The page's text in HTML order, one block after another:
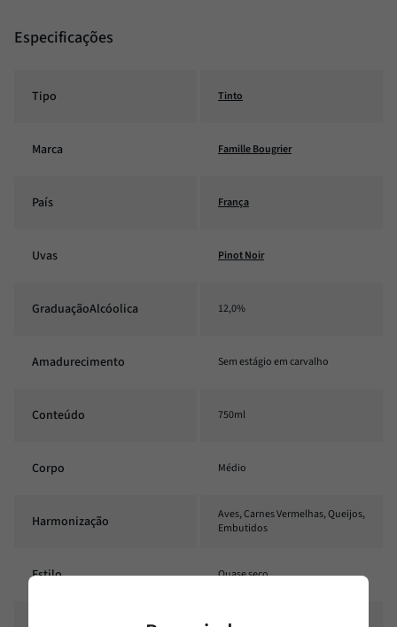
Especificações
Tipo Tinto
Marca Famille Bougrier
País França
Uvas Pinot Noir
GraduaçãoAlcóolica 12,0%
Amadurecimento Sem estágio em carvalho
Conteúdo 750ml
Corpo Médio
Harmonização
Aves, Carnes Vermelhas, Queijos,
Embutidos
Estilo Quase seco